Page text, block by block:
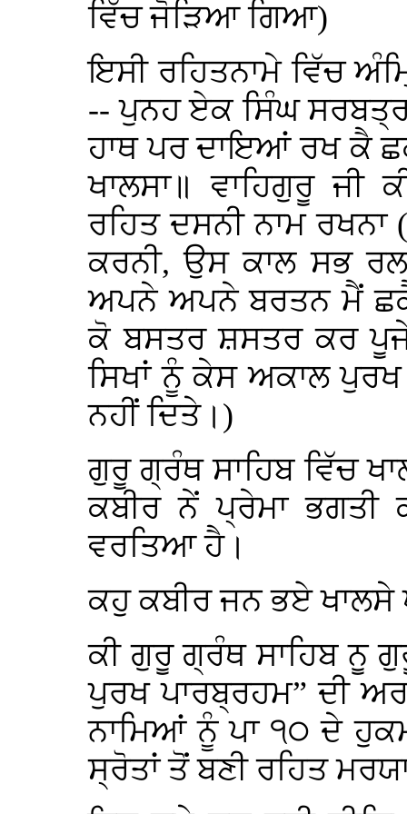
ਵਿੱਚ ਜੋੜਿਆ ਗਿਆ)
ਇਸੀ ਰਹਿਤਨਾਮੇ ਵਿੱਚ
-- ਪੁਨਹ ਏਕ ਸਿੰਘ
ਹਾਥ ਪਰ ਦਾਇਆਂ ਰਖ ਕੈ
ਖਾਲਸਾ॥ ਵਾਹਿਗੁਰੂ
ਰਹਿਤ ਦਸਨੀ ਨਾਮ ਰਖਨਾ
ਕਰਨੀ, ਉਸ ਕਾਲ ਸਭ
ਅਪਨੇ ਅਪਨੇ ਬਰਤਨ ਮੈਂ
ਕੋ ਬਸਤਰ ਸ਼ਸਤਰ ਕਰ
ਸਿਖਾਂ ਨੂੰ ਕੇਸ ਅਕਾਲ
ਨਹੀਂ ਦਿਤੇ।)
ਗੁਰੂ ਗ੍ਰੰਥ ਸਾਹਿਬ ਵਿੱਚ
ਕਬੀਰ ਨੇਂ ਪ੍ਰੇਮਾ
ਵਰਤਿਆ ਹੈ।
ਕਹੁ ਕਬੀਰ ਜਨ ਭਏ ਖਾਲਸੇ
ਕੀ ਗੁਰੂ ਗ੍ਰੰਥ ਸਾਹਿਬ ਨੂ
ਪੁਰਖ ਪਾਰਬ੍ਰਹਮ” ਦੀ
ਨਾਮਿਆਂ ਨੂੰ ਪਾ ੧੦ ਦੇ
ਸ੍ਰੋਤਾਂ ਤੋਂ ਬਣੀ ਰਹਿਤ